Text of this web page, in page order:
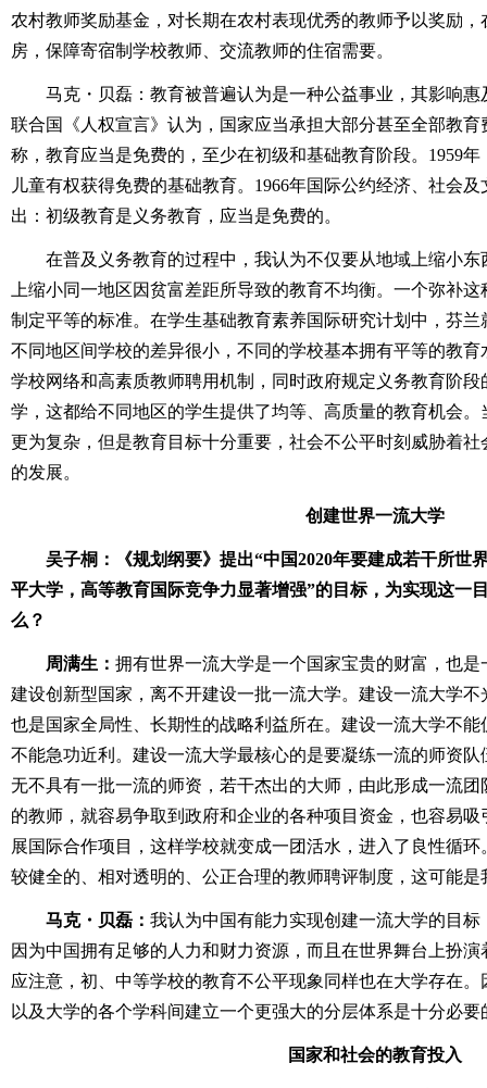
农村教师奖励基金，对长期在农村表现优秀的教师予以奖励
房，保障寄宿制学校教师、交流教师的住宿需要。
马克・贝磊：教育被普遍认为是一种公益事业，其影响惠
联合国《人权宣言》认为，国家应当承担大部分甚至全部教育
称，教育应当是免费的，至少在初级和基础教育阶段。1959
儿童有权获得免费的基础教育。1966年国际公约经济、社会
出：初级教育是义务教育，应当是免费的。
在普及义务教育的过程中，我认为不仅要从地域上缩小
上缩小同一地区因贫富差距所导致的教育不均衡。一个弥补
制定平等的标准。在学生基础教育素养国际研究计划中，芬
不同地区间学校的差异很小，不同的学校基本拥有平等的教
学校网络和高素质教师聘用机制，同时政府规定义务教育阶
学，这都给不同地区的学生提供了均等、高质量的教育机会
更为复杂，但是教育目标十分重要，社会不公平时刻威胁着
的发展。
创建世界一流大学
吴子桐：《规划纲要》提出“中国2020年要建成若干所世
平大学，高等教育国际竞争力显著增强”的目标，为实现这一
么？
周满生： 拥有世界一流大学是一个国家宝贵的财富，也
建设创新型国家，离不开建设一批一流大学。建设一流大学
也是国家全局性、长期性的战略利益所在。建设一流大学不
不能急功近利。建设一流大学最核心的是要凝练一流的师资
无不具有一批一流的师资，若干杰出的大师，由此形成一流
的教师，就容易争取到政府和企业的各种项目资金，也容易
展国际合作项目，这样学校就变成一团活水，进入了良性循
较健全的、相对透明的、公正合理的教师聘评制度，这可能
马克・贝磊： 我认为中国有能力实现创建一流大学的目
因为中国拥有足够的人力和财力资源，而且在世界舞台上扮
应注意，初、中等学校的教育不公平现象同样也在大学存在
以及大学的各个学科间建立一个更强大的分层体系是十分必要
国家和社会的教育投入